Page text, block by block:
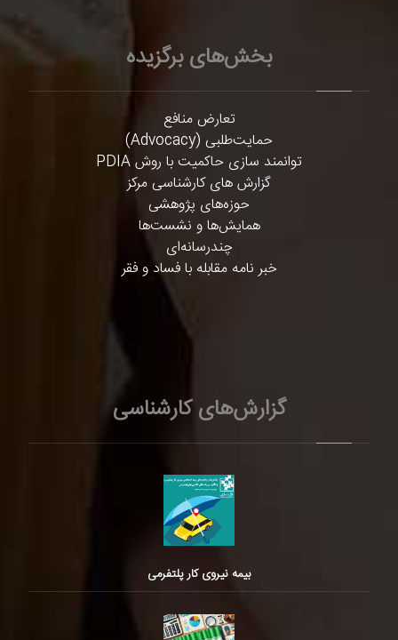
بخش‌های برگزیده
تعارض منافع
حمایت‌طلبی (Advocacy)
توانمند سازی حاکمیت با روش PDIA
گزارش های کارشناسی مرکز
حوزه‌های پژوهشی
همایش‌ها و نشست‌ها
چندرسانه‌ای
خبر نامه مقابله با فساد و فقر
گزارش‌های کارشناسی
بیمه نیروی کار پلتفرمی